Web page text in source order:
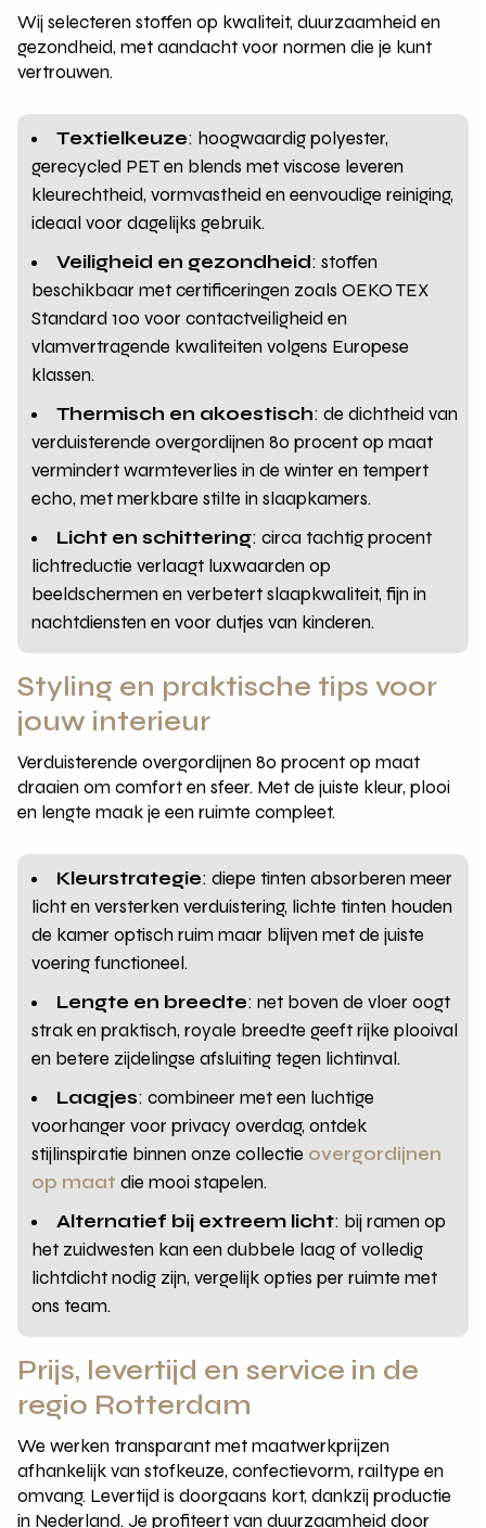
Wij selecteren stoffen op kwaliteit, duurzaamheid en
gezondheid, met aandacht voor normen die je kunt
vertrouwen.
Textielkeuze: hoogwaardig polyester,
gerecycled PET en blends met viscose leveren
kleurechtheid, vormvastheid en eenvoudige reiniging,
ideaal voor dagelijks gebruik.
Veiligheid en gezondheid: stoffen
beschikbaar met certificeringen zoals OEKO TEX
Standard 100 voor contactveiligheid en
vlamvertragende kwaliteiten volgens Europese
klassen.
Thermisch en akoestisch: de dichtheid van
verduisterende overgordijnen 80 procent op maat
vermindert warmteverlies in de winter en tempert
echo, met merkbare stilte in slaapkamers.
Licht en schittering: circa tachtig procent
lichtreductie verlaagt luxwaarden op
beeldschermen en verbetert slaapkwaliteit, fijn in
nachtdiensten en voor dutjes van kinderen.
Styling en praktische tips voor
jouw interieur
Verduisterende overgordijnen 80 procent op maat
draaien om comfort en sfeer. Met de juiste kleur, plooi
en lengte maak je een ruimte compleet.
Kleurstrategie: diepe tinten absorberen meer
licht en versterken verduistering, lichte tinten houden
de kamer optisch ruim maar blijven met de juiste
voering functioneel.
Lengte en breedte: net boven de vloer oogt
strak en praktisch, royale breedte geeft rijke plooival
en betere zijdelingse afsluiting tegen lichtinval.
Laagjes: combineer met een luchtige
voorhanger voor privacy overdag, ontdek
stijlinspiratie binnen onze collectie overgordijnen
op maat die mooi stapelen.
Alternatief bij extreem licht: bij ramen op
het zuidwesten kan een dubbele laag of volledig
lichtdicht nodig zijn, vergelijk opties per ruimte met
ons team.
Prijs, levertijd en service in de
regio Rotterdam
We werken transparant met maatwerkprijzen
afhankelijk van stofkeuze, confectievorm, railtype en
omvang. Levertijd is doorgaans kort, dankzij productie
in Nederland. Je profiteert van duurzaamheid door